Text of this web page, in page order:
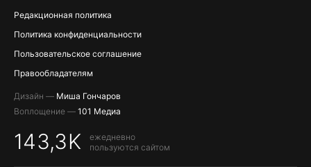
Редакционная политика
Политика конфиденциальности
Пользовательское соглашение
Правообладателям
Дизайн — Миша Гончаров
Воплощение — 101 Медиа
143,3K
ежедневно
пользуются сайтом